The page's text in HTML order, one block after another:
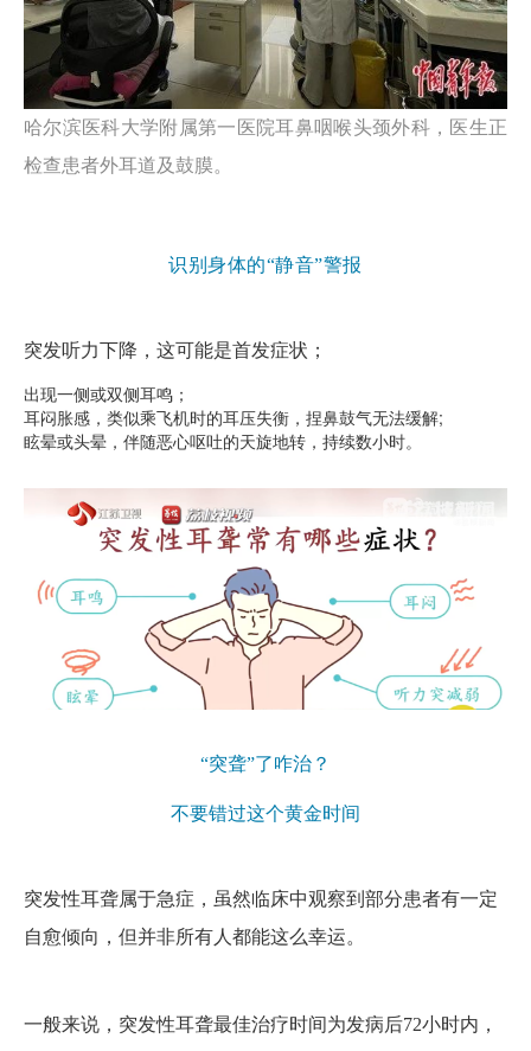
哈尔滨医科大学附属第一医院耳鼻咽喉头颈外科，医生正
检查患者外耳道及鼓膜。
识别身体的“静音”警报
突发听力下降，这可能是首发症状；
出现一侧或双侧耳鸣；
耳闷胀感，类似乘飞机时的耳压失衡，捏鼻鼓气无法缓解;
眩晕或头晕，伴随恶心呕吐的天旋地转，持续数小时。
“突聋”了咋治？
不要错过这个黄金时间
突发性耳聋属于急症，虽然临床中观察到部分患者有一定
自愈倾向，但并非所有人都能这么幸运。
一般来说，突发性耳聋最佳治疗时间为发病后72小时内，